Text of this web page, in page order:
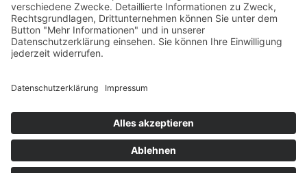
Datenschutzerklärung
AGB
© Copyright2026 | Powered byInternetagentur Nürnberg| All Rights